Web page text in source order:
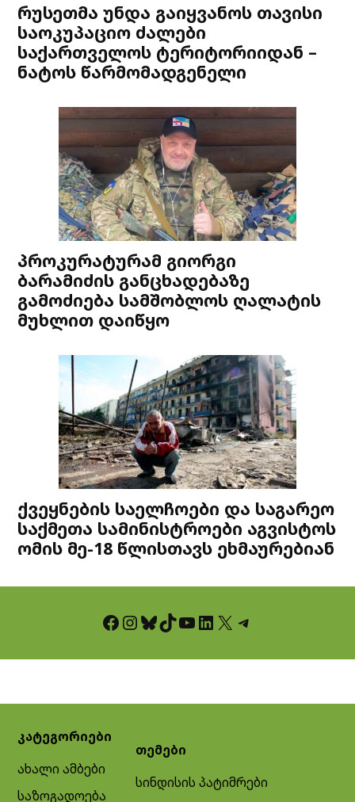
რუსეთმა უნდა გაიყვანოს თავისი
საოკუპაციო ძალები
საქართველოს ტერიტორიიდან –
ნატოს წარმომადგენელი
პროკურატურამ გიორგი
ბარამიძის განცხადებაზე
გამოძიება სამშობლოს ღალატის
მუხლით დაიწყო
ქვეყნების საელჩოები და საგარეო
საქმეთა სამინისტროები აგვისტოს
ომის მე-18 წლისთავს ეხმაურებიან
Facebook InstagramBluesky TikTok YouTube LinkedIn X Telegram
კატეგორიები
ახალი ამბები
საზოგადოება
თემები
სინდისის პატიმრები